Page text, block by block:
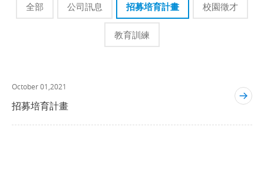
全部 公司訊息 招募培育計畫 校園徵才
教育訓練
October 01,2021
招募培育計畫